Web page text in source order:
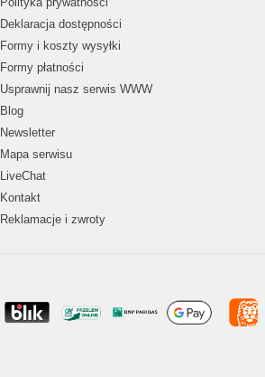
Deklaracja dostępności
Formy i koszty wysyłki
Formy płatności
Usprawnij nasz serwis WWW
Blog
Newsletter
Mapa serwisu
LiveChat
Kontakt
Reklamacje i zwroty